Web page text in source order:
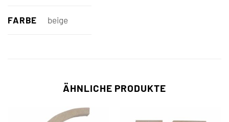
FARBE beige
ÄHNLICHE PRODUKTE